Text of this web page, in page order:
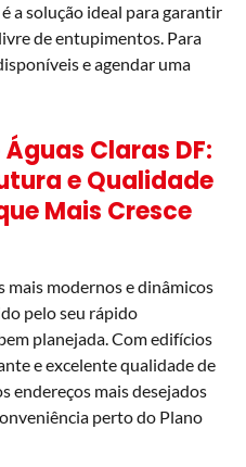
é a solução ideal para garantir
de entupimentos. Para
e agendar uma
Águas Claras DF:
e Qualidade
Mais Cresce
mais modernos e dinâmicos
pelo seu rápido
planejada. Com edifícios
e excelente qualidade de
endereços mais desejados
perto do Plano